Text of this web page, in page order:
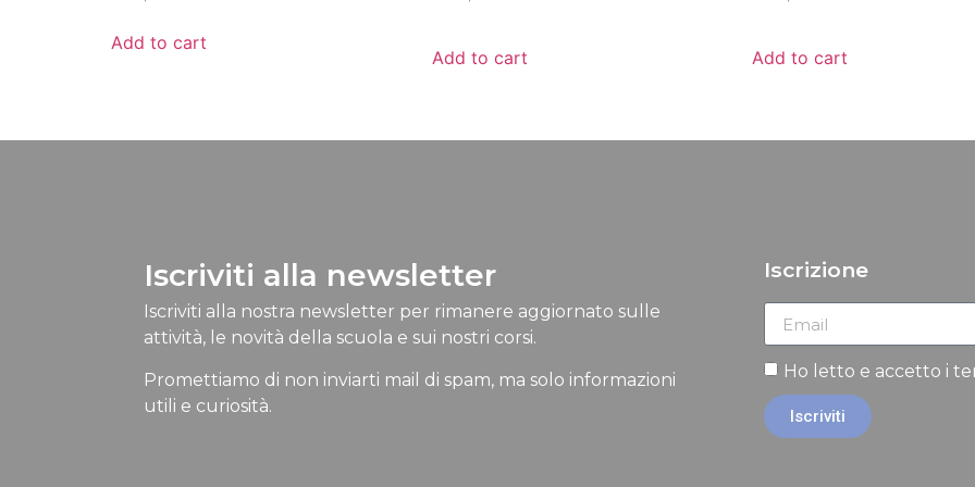
Add to cart
Add to cart Add to cart
Iscriviti alla newsletter
Iscriviti alla nostra newsletter per rimanere aggiornato sulle
attività, le novità della scuola e sui nostri corsi.
Promettiamo di non inviarti mail di spam, ma solo informazioni
utili e curiosità.
Iscrizione
Ho letto e accetto i
Iscriviti